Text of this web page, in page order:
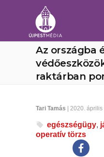
Az országba
raktárban
Tari Tamás | 2020.
egészségügy,
operatív törzs